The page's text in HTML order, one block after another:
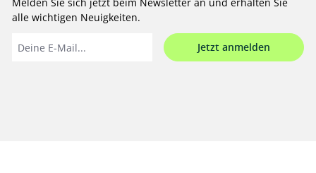
alle wichtigen Neuigkeiten.
Jetzt anmelden